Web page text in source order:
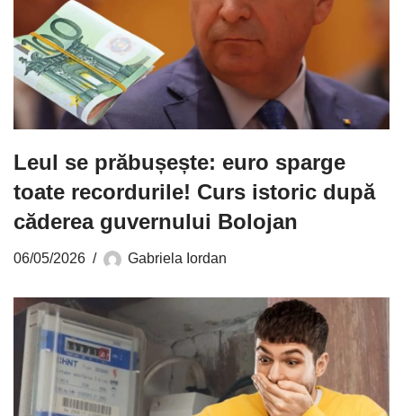
Leul se prăbușește: euro sparge
toate recordurile! Curs istoric după
căderea guvernului Bolojan
06/05/2026 Gabriela Iordan